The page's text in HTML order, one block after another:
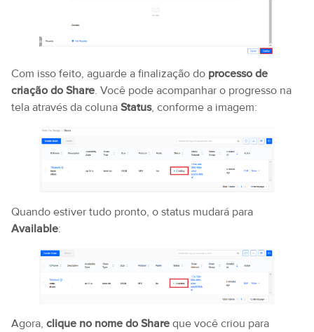
Com isso feito, aguarde a finalização do processo de
criação do Share. Você pode acompanhar o progresso na
tela através da coluna Status, conforme a imagem:
Quando estiver tudo pronto, o status mudará para
Available:
Agora, clique no nome do Share que você criou para